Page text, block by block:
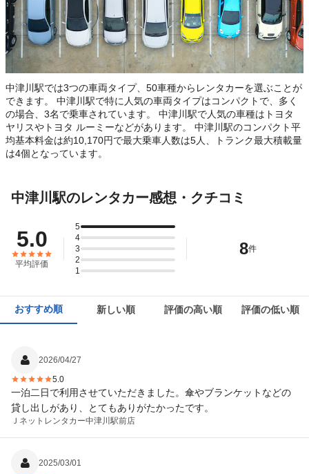
中津川駅では3つの車両タイプ、50車種からレンタカーを選ぶことが
できます。 中津川駅で特に人気の車両タイプはコンパクトで、多く
の場合、3名で乗車されています。 中津川駅で人気の車種はトヨタ
ヤリスやトヨタ ルーミーなどがあります。 中津川駅のコンパクト平
均基本料金は約10,170円で最大乗車人数は5人、トランク最大積載量
は4個となっています。
中津川駅のレンタカー感想・クチコミ
5.0
平均評価
5
4
3
2
1
8件
おすすめ順 新しい順 評価の高い順 評価の低い順
2026/04/27
5.0
一泊二日で利用させていただきました。傘やブランケットなどの
貸し出しがあり、とてもありがたかったです。
Ｊネットレンタカー中津川駅前店
2025/03/01